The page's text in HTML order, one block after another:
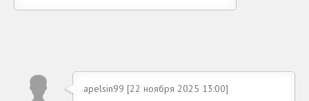
apelsin99 [22 ноября 2025 13:00]